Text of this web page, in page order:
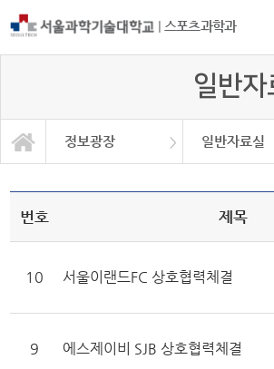
| 스포츠과학과
일반자
정보광장 일반자료실
학과소
교과과
학사정
대학원
정보광
커뮤니
일반자
갤러리
번호 제목
10 서울이랜드FC 상호협력체결
9 에스제이비 SJB 상호협력체결